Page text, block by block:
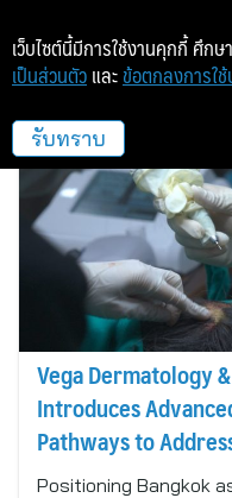
Health
Vega Dermatology
Introduces
Pathways to
Wounds
Positioning Bangkok
เว็บไซต์นี้มีการใช้งานคุกกี้ ศึกษ
เป็นส่วนตัว และ ข้อตกลงการใ
รับทราบ